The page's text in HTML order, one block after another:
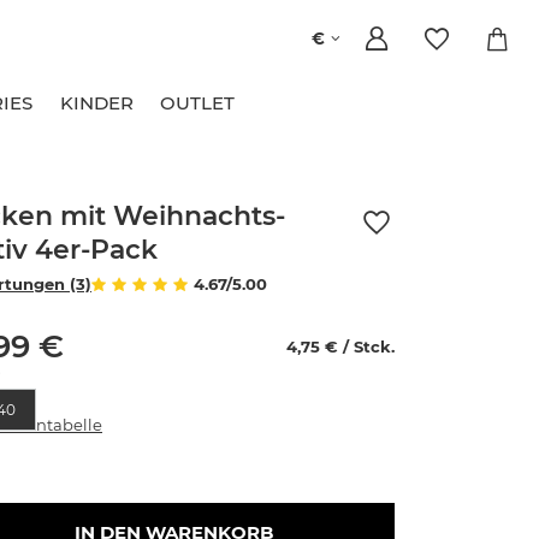
€
KINDER OUTLET
mit Weihnachts-
4er-Pack
4.67/5.00
(3)
€
4,75 € / Stck.
IN DEN WARENKORB